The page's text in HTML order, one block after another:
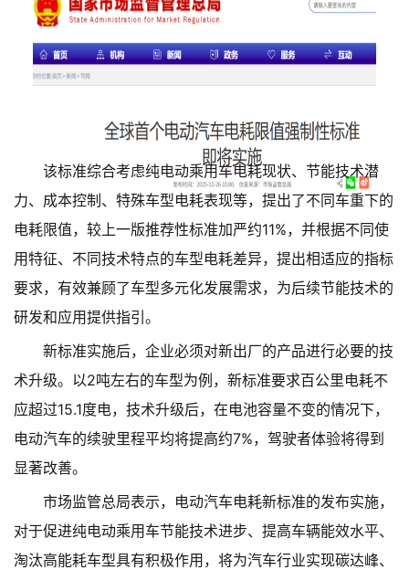
该标准综合考虑纯电动乘用车电耗现状、节能技术潜
力、成本控制、特殊车型电耗表现等，提出了不同车重下的
电耗限值，较上一版推荐性标准加严约11%，并根据不同使
用特征、不同技术特点的车型电耗差异，提出相适应的指标
要求，有效兼顾了车型多元化发展需求，为后续节能技术的
研发和应用提供指引。
新标准实施后，企业必须对新出厂的产品进行必要的技
术升级。以2吨左右的车型为例，新标准要求百公里电耗不
应超过15.1度电，技术升级后，在电池容量不变的情况下，
电动汽车的续驶里程平均将提高约7%，驾驶者体验将得到
显著改善。
市场监管总局表示，电动汽车电耗新标准的发布实施，
对于促进纯电动乘用车节能技术进步、提高车辆能效水平、
淘汰高能耗车型具有积极作用，将为汽车行业实现碳达峰、